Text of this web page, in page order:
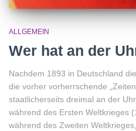
ALLGEMEIN
Wer hat an der
Nachdem 1893 in Deutschland
die vorher vorherrschende
staatlicherseits dreimal an der
während des Ersten Weltkrieges
während des Zweiten